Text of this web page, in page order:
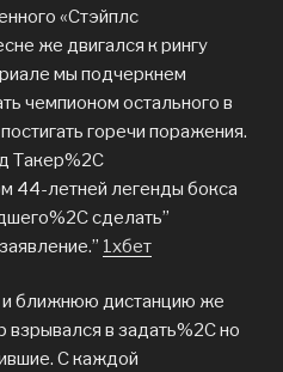
«Стэйплс
же двигался к рингу
мы подчеркнем
чемпионом остального в
горечи поражения.
Такер%2C
44-летней легенды бокса
сделать”
1хбет
и ближнюю дистанцию же
взрывался в задать%2C но
С каждой